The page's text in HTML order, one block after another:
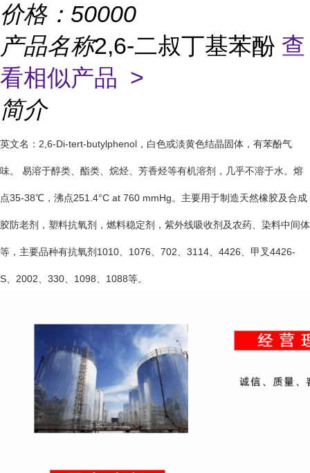
价格： 50000
产品名称2,6-二叔丁基苯酚 查
看相似产品 >
简介
英文名：2,6-Di-tert-butylphenol，白色或淡黄色结晶固体，有苯酚气
味。 易溶于醇类、酯类、烷烃、芳香烃等有机溶剂，几乎不溶于水。熔
点35-38℃，沸点251.4°C at 760 mmHg。主要用于制造天然橡胶及合成
胶防老剂，塑料抗氧剂，燃料稳定剂，紫外线吸收剂及农药、染料中间体
等，主要品种有抗氧剂1010、1076、702、3114、4426、甲叉4426-
S、2002、330、1098、1088等。